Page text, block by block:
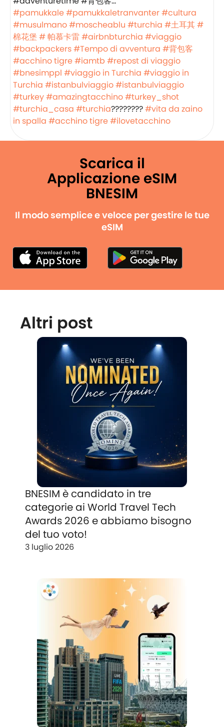
#pamukkale#pamukkaletranvanter#cultura
#musulmano#moscheablu #turchia #土耳其#
棉花堡 # 帕慕卡雷 #airbnbturchia #viaggio
#backpackers#Tempo di avventura #背包客
#acchino tigre#iamtb #repost di viaggio
#bnesimppl #viaggio in Turchia #viaggio in
Turchia #istanbulviaggio#istanbulviaggio
#turkey#amazingtacchino#turkey_shot
#turchia_casa #turchia????????#vita da zaino
in spalla #acchino tigre#ilovetacchino
Scarica il
Applicazione eSIM
BNESIM
Il modo semplice e veloce per gestire le tue
eSIM
Altri post
BNESIM è candidato in tre
categorie ai World Travel Tech
Awards 2026 e abbiamo bisogno
del tuo voto!
3 luglio 2026